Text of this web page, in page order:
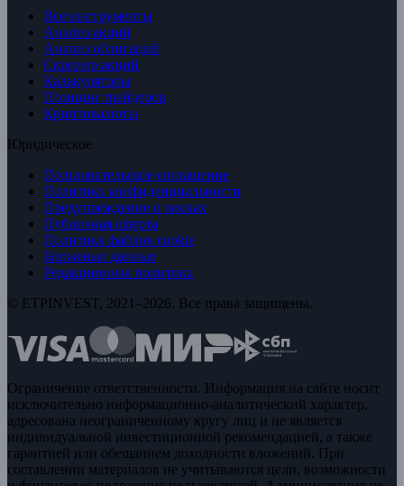
Все инструменты
Анализ акций
Анализ облигаций
Скринер акций
Калькуляторы
Позиции трейдеров
Криптовалюты
Юридическое
Пользовательское соглашение
Политика конфиденциальности
Предупреждение о рисках
Публичная оферта
Политика файлов cookie
Биржевые данные
Редакционная политика
© ETPINVEST, 2021–2026. Все права защищены.
Ограничение ответственности. Информация на сайте носит
исключительно информационно-аналитический характер,
адресована неограниченному кругу лиц и не является
индивидуальной инвестиционной рекомендацией, а также
гарантией или обещанием доходности вложений. При
составлении материалов не учитываются цели, возможности